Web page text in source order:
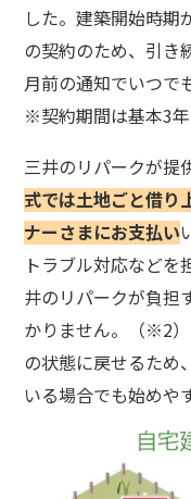
した。建築開始時期
の契約のため、引き
月前の通知でいつで
※契約期間は基本3
三井のリパークが提
式では土地ごと借り
ナーさまにお支払い
トラブル対応など
井のリパークが負担
かりません。（※2
の状態に戻せるため
いる場合でも始めや